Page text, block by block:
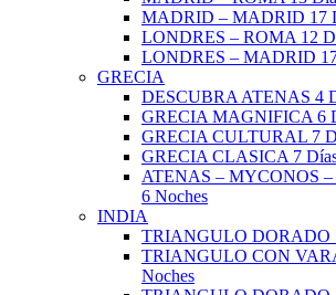
MADRID – MADRID 17
LONDRES – ROMA 12
LONDRES – MADRID
GRECIA
DESCUBRA ATENAS 4
GRECIA MAGNIFICA 6
GRECIA CULTURAL 7
GRECIA CLASICA 7
ATENAS – MYCONOS
6 Noches
INDIA
TRIANGULO DORADO
TRIANGULO CON
Noches